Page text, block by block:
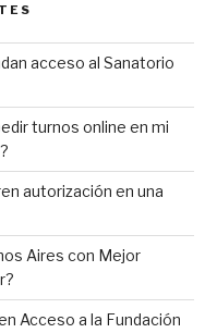
acceso al Sanatorio
turnos online en mi
autorización en una
Aires con Mejor
Acceso a la Fundación